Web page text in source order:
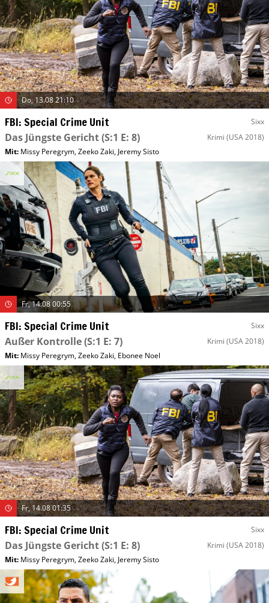
Do, 13.08 21:10
FBI: Special Crime Unit Sixx
Das Jüngste Gericht(S:1 E: 8) Krimi (USA 2018)
Mit: Missy Peregrym,Zeeko Zaki, Jeremy Sisto
Fr, 14.08 00:55
FBI: Special Crime Unit Sixx
Außer Kontrolle(S:1 E: 7) Krimi (USA 2018)
Mit: Missy Peregrym,Zeeko Zaki, Ebonee Noel
Fr, 14.08 01:35
FBI: Special Crime Unit Sixx
Das Jüngste Gericht(S:1 E: 8) Krimi (USA 2018)
Mit: Missy Peregrym,Zeeko Zaki, Jeremy Sisto